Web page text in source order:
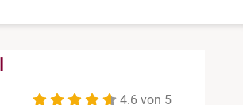
4.6 von 5